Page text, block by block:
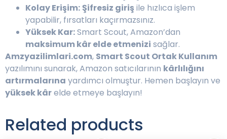
Kolay Erişim:Şifresiz giriş ile hızlıca işlem
yapabilir, fırsatları kaçırmazsınız.
Yüksek Kar:Smart Scout, Amazon’dan
maksimum kâr elde etmenizi sağlar.
Amzyazilimlari.com, Smart Scout Ortak Kullanım
yazılımını sunarak, Amazon satıcılarının kârlılığını
artırmalarına yardımcı olmuştur. Hemen başlayın ve
yüksek kârelde etmeye başlayın!
Related products